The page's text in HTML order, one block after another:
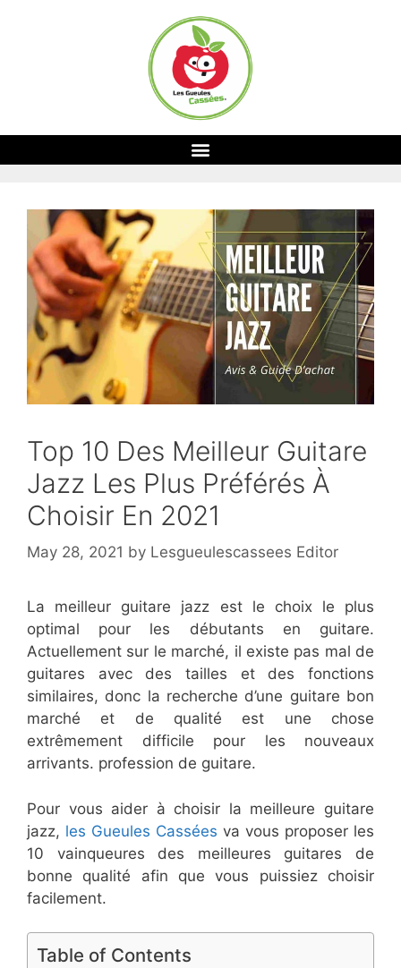
Top 10 Des Meilleur Guitare
Jazz Les Plus Préférés À
Choisir En 2021
May 28, 2021 by Lesgueulescassees Editor
La meilleur guitare jazz est le choix le plus
optimal pour les débutants en guitare.
Actuellement sur le marché, il existe pas mal de
guitares avec des tailles et des fonctions
similaires, donc la recherche d’une guitare bon
marché et de qualité est une chose
extrêmement difficile pour les nouveaux
arrivants. profession de guitare.
Pour vous aider à choisir la meilleure guitare
jazz, les Gueules Cassées va vous proposer les
10 vainqueures des meilleures guitares de
bonne qualité afin que vous puissiez choisir
facilement.
Table of Contents